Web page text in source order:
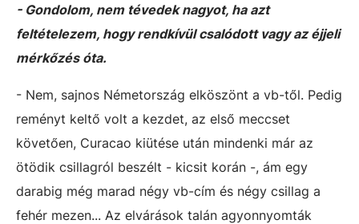
- Gondolom, nem tévedek nagyot, ha azt
feltételezem, hogy rendkívül csalódott vagy az éjjeli
mérkőzés óta.
- Nem, sajnos Németország elköszönt a vb-től. Pedig
reményt keltő volt a kezdet, az első meccset
követően, Curacao kiütése után mindenki már az
ötödik csillagról beszélt - kicsit korán -, ám egy
darabig még marad négy vb-cím és négy csillag a
fehér mezen... Az elvárások talán agyonnyomták